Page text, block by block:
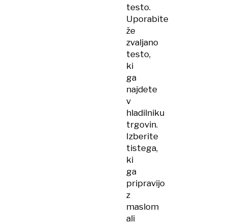
testo.
Uporabite
že
zvaljano
testo,
ki
ga
najdete
v
hladilniku
trgovin.
Izberite
tistega,
ki
ga
pripravijo
z
maslom
ali